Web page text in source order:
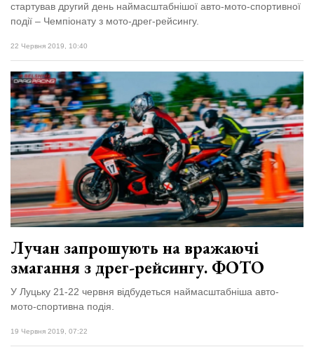
стартував другий день наймасштабнішої авто-мото-спортивної
події – Чемпіонату з мото-дрег-рейсингу.
22 Червня 2019, 10:40
Лучан запрошують на вражаючі
змагання з дрег-рейсингу. ФОТО
У Луцьку 21-22 червня відбудеться наймасштабніша авто-
мото-спортивна подія.
19 Червня 2019, 07:22